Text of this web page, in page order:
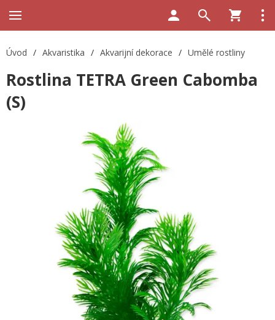
Úvod / Akvaristika / Akvarijní dekorace / Umělé rostliny
Rostlina TETRA Green Cabomba
(S)